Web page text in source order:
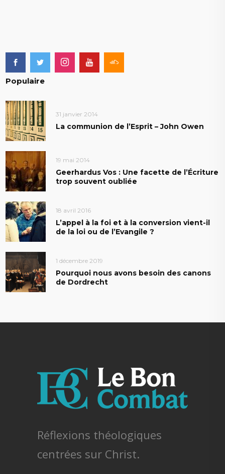
Populaire
31 janvier 2014
La communion de l’Esprit – John Owen
19 mai 2014
Geerhardus Vos : Une facette de l’Écriture
trop souvent oubliée
18 avril 2016
L’appel à la foi et à la conversion vient-il
de la loi ou de l’Evangile ?
1 décembre 2019
Pourquoi nous avons besoin des canons
de Dordrecht
Réflexions théologiques
centrées sur Christ.